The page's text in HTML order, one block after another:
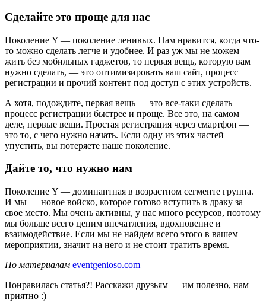
Сделайте это проще для нас
Поколение Y — поколение ленивых. Нам нравится, когда что-
то можно сделать легче и удобнее. И раз уж мы не можем
жить без мобильных гаджетов, то первая вещь, которую вам
нужно сделать, — это оптимизировать ваш сайт, процесс
регистрации и прочий контент под доступ с этих устройств.
А хотя, подождите, первая вещь — это все-таки сделать
процесс регистрации быстрее и проще. Все это, на самом
деле, первые вещи. Простая регистрация через смартфон —
это то, с чего нужно начать. Если одну из этих частей
упустить, вы потеряете наше поколение.
Дайте то, что нужно нам
Поколение Y — доминантная в возрастном сегменте группа.
И мы — новое войско, которое готово вступить в драку за
свое место. Мы очень активны, у нас много ресурсов, поэтому
мы больше всего ценим впечатления, вдохновение и
взаимодействие. Если мы не найдем всего этого в вашем
мероприятии, значит на него и не стоит тратить время.
По материалам eventgenioso.com
Понравилась статья?! Расскажи друзьям — им полезно, нам
приятно :)